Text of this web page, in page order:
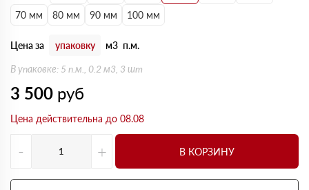
70 мм
80 мм 90 мм 100 мм
Цена за упаковку м3 п.м.
В упаковке: 5 п.м., 0.2 м3, 3 шт
3 500 руб
Цена действительна до 08.08
- + В КОРЗИНУ